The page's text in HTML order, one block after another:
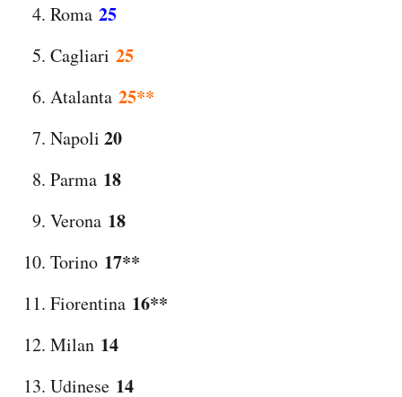
Roma 25
Cagliari 25
Atalanta 25**
Napoli 20
Parma 18
Verona 18
Torino 17**
Fiorentina 16**
Milan 14
Udinese 14